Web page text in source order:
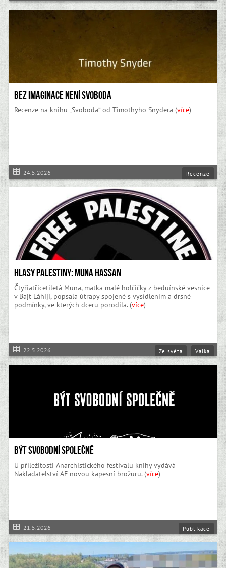
Bez imaginace není svoboda
Recenze na knihu „Svoboda“ od Timothyho Snydera (více)
24.5.2026 Recenze
Hlasy Palestiny: Muna Hassan
Čtyřiatřicetiletá Muna, matka malé holčičky z beduínské vesnice
v Bajt Láhiji, popsala útrapy spojené s vysídlením a drsné
podmínky, ve kterých dceru porodila. (více)
22.5.2026 Ze světa Válka
Být svobodní společně
U příležitosti Anarchistického festivalu knihy vydává
Nakladatelství AF novou kapesní brožuru. (více)
21.5.2026 Publikace